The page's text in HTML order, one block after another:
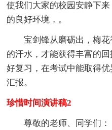
使我们大家的校园安静下
的良好环境，。
宝剑锋从磨砺出，梅
的汗水，才能获得丰富的
好复习，在考试中能取得
汇报。
珍惜时间演讲稿2
尊敬的老师、同学们：